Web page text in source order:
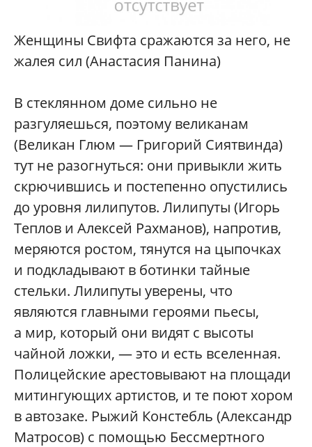
Женщины Свифта сражаются за него, не
жалея сил (Анастасия Панина)
В стеклянном доме сильно не
разгуляешься, поэтому великанам
(Великан Глюм — Григорий Сиятвинда)
тут не разогнуться: они привыкли жить
скрючившись и постепенно опустились
до уровня лилипутов. Лилипуты (Игорь
Теплов и Алексей Рахманов), напротив,
меряются ростом, тянутся на цыпочках
и подкладывают в ботинки тайные
стельки. Лилипуты уверены, что
являются главными героями пьесы,
а мир, который они видят с высоты
чайной ложки, — это и есть вселенная.
Полицейские арестовывают на площади
митингующих артистов, и те поют хором
в автозаке. Рыжий Констебль (Александр
Матросов) с помощью Бессмертного